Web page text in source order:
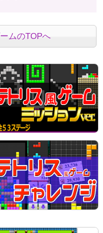
ムのTOPへ